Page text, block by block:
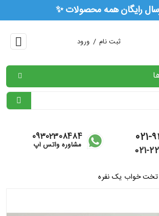
ثبت نام / ورود
021-
09302308484
مشاوره واتس آپ
تخت خواب یک نفره